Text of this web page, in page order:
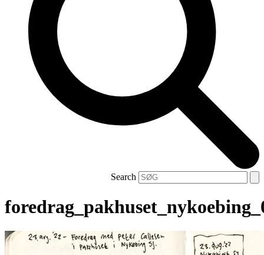
Search